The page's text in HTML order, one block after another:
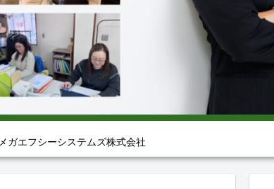
メガエフシーシステムズ株式会社